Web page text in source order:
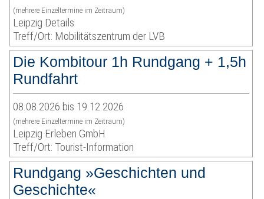
(mehrere Einzeltermine im Zeitraum)
Leipzig Details
Treff/Ort: Mobilitätszentrum der LVB
Die Kombitour 1h Rundgang + 1,5h
Rundfahrt
08.08.2026 bis 19.12.2026
(mehrere Einzeltermine im Zeitraum)
Leipzig Erleben GmbH
Treff/Ort: Tourist-Information
Rundgang »Geschichten und
Geschichte«